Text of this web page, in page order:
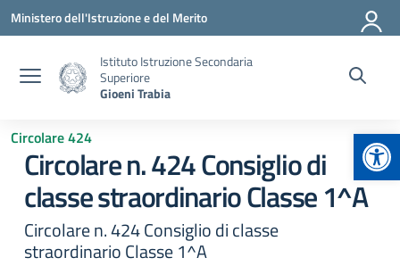
Vai ai contenuti
Vai al menu di navigazione
Vai al footer
Ministero dell'Istruzione e del Merito
Istituto Istruzione Secondaria
Superiore
Gioeni Trabia
Circolare 424
Circolare n. 424 Consiglio di
classe straordinario Classe 1^A
Circolare n. 424 Consiglio di classe
straordinario Classe 1^A